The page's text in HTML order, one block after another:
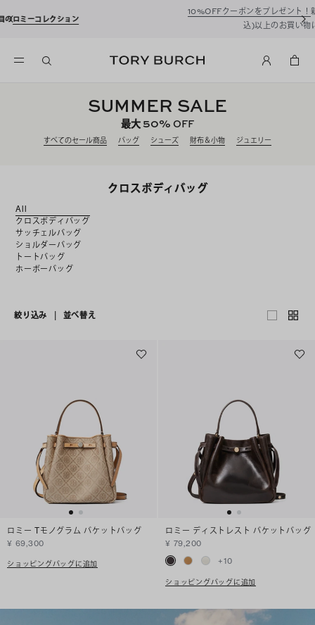
新規アカウント登録*で、20,000円(税
SUMMER SALE
最大50% OFF
すべてのセール商品 バッグ シューズ 財布＆小物 ジュエリー
クロスボディバッグ
All
クロスボディバッグ
サッチェルバッグ
ショルダーバッグ
トートバッグ
ホーボーバッグ
絞り込み 並べ替え
ロミー Tモノグラム バケットバッグ
¥ 69,300
ショッピングバッグに追加
ロミー ディストレスト バケットバッグ
¥ 79,200
+10
ショッピングバッグに追加